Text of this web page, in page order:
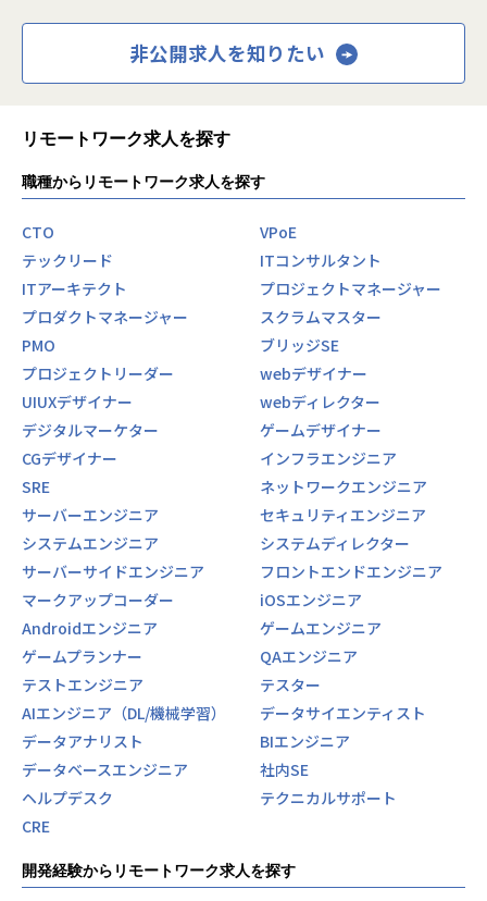
支援してきました。Web・モバイルアプリ開発、VR/AR/3D
技術、クラウドソリューション、サイバーセキュリティな
様な業界で実績を積み重ねています。
当社の強みは、親会社であるバルテス株式会社のソフトウェ
アテストのノウハウを活かした高品質な開発体制にありま
す。要件定義から保守・運用までをワンストップで対応し、
を最小限に抑えています。
また、ローコード・ノーコードの導入支援や、AIを活用した
開発体制の模索など、効率的かつ柔軟な開発手法にも挑戦し
ています。
バルテス・イノベーションズは、技術力と品質へのこだわり
を武器に、エンジニアが成長できる環境を提供しています。
新たなチャレンジを求める方にとって、最適なフィールドが
ここにあります。
魅力
■3つの魅力
◎大手企業との取引多数
テスト会社大手バルテスの引き合いで、エンタープライズ企
業の案件が多くあります。
◎新技術への挑戦が可能
この規模の企業としてはめずらしく、３Dやメタバース案件
も請け負う当社では、ご自身の得意分野を通常業務としなが
ら、未経験で興味のある分野にも飛び込めます。
◎成長を支える教育制度
バルテスグループでは、「人を育てる」ことを重要視してい
ます。
社員の成長を会社全体で支えるをテーマに、エンジニア向け
情報サイトの一般公開や、社外へ向けて展開している研修事
です。
☆Qbook（キューブック） 【ソフトウェア品質向上のため
非公開求人を知りたい
リモートワーク求人を探す
職種からリモートワーク求人を探す
CTO
VPoE
テックリード
ITコンサルタント
ITアーキテクト
プロジェクトマネージャー
プロダクトマネージャー
スクラムマスター
PMO
ブリッジSE
プロジェクトリーダー
webデザイナー
UIUXデザイナー
webディレクター
デジタルマーケター
ゲームデザイナー
CGデザイナー
インフラエンジニア
SRE
ネットワークエンジニア
サーバーエンジニア
セキュリティエンジニア
システムエンジニア
システムディレクター
サーバーサイドエンジニア
フロントエンドエンジニア
マークアップコーダー
iOSエンジニア
Androidエンジニア
ゲームエンジニア
ゲームプランナー
QAエンジニア
テストエンジニア
テスター
AIエンジニア（DL/機械学習）
データサイエンティスト
データアナリスト
BIエンジニア
データベースエンジニア
社内SE
ヘルプデスク
テクニカルサポート
CRE
開発経験からリモートワーク求人を探す